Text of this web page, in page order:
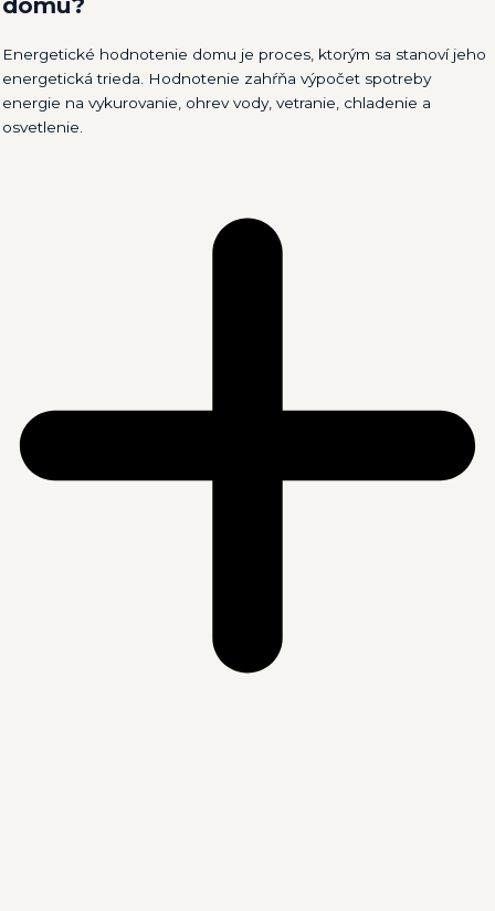
Energetické hodnotenie domu je proces, ktorým sa stanoví jeho
energetická trieda. Hodnotenie zahŕňa výpočet spotreby
energie na vykurovanie, ohrev vody, vetranie, chladenie a
osvetlenie.